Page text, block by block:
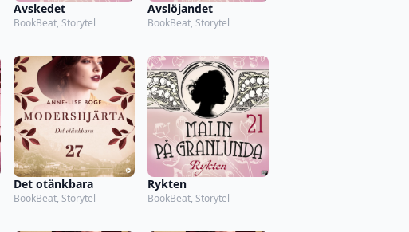
Avskedet
BookBeat, Storytel
Avslöjandet
BookBeat, Storytel
Det otänkbara
BookBeat, Storytel
Rykten
BookBeat, Storytel